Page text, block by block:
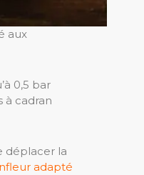
aux
0,5 bar
à cadran
déplacer la
adapté